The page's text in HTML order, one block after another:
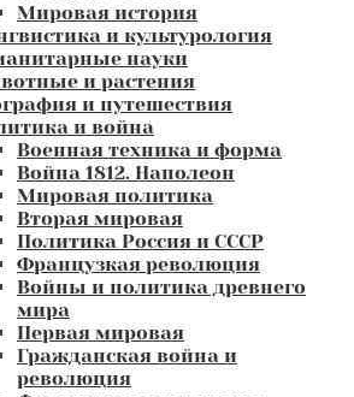
Мировая история
и культурология
науки
и растения
и путешествия
и война
Военная техника и форма
Война 1812. Наполеон
Мировая политика
Вторая мировая
Политика Россия и СССР
Французкая революция
Войны и политика древнего
мира
Первая мировая
Гражданская война и
революция